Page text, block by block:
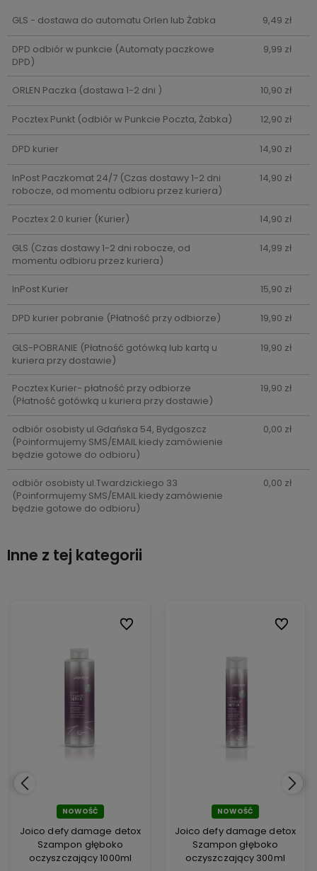
GLS - dostawa do automatu Orlen lub Żabka 9,49 zł
DPD odbiór w punkcie (Automaty paczkowe
DPD)
9,99 zł
ORLEN Paczka (dostawa 1-2 dni ) 10,90 zł
Pocztex Punkt (odbiór w Punkcie Poczta, Żabka) 12,90 zł
DPD kurier 14,90 zł
InPost Paczkomat 24/7(Czas dostawy 1-2 dni
robocze, od momentu odbioru przez kuriera)
14,90 zł
Pocztex 2.0 kurier (Kurier) 14,90 zł
GLS (Czas dostawy 1-2 dni robocze, od
momentu odbioru przez kuriera)
14,99 zł
InPost Kurier 15,90 zł
DPD kurier pobranie (Płatność przy odbiorze) 19,90 zł
GLS-POBRANIE (Płatność gotówką lub kartą u
kuriera przy dostawie)
19,90 zł
Pocztex Kurier- płatność przy odbiorze
(Płatność gotówką u kuriera przy dostawie)
19,90 zł
odbiór osobisty ul.Gdańska 54, Bydgoszcz
(Poinformujemy SMS/EMAIL kiedy zamówienie
będzie gotowe do odbioru)
0,00 zł
odbiór osobisty ul.Twardzickiego 33
(Poinformujemy SMS/EMAIL kiedy zamówienie
będzie gotowe do odbioru)
0,00 zł
Inne z tej kategorii
NOWOŚĆ
Joico defy damage detox
Szampon głęboko
oczyszczający 1000ml
Do ulubionych
Do ulubionych
NOWOŚĆ
Joico defy damage detox
Szampon głęboko
oczyszczający 300ml
Do
Do